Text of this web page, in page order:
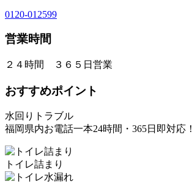
0120-012599
営業時間
２４時間 ３６５日営業
おすすめポイント
水回りトラブル
福岡県内お電話一本24時間・365日即対応！
トイレ詰まり